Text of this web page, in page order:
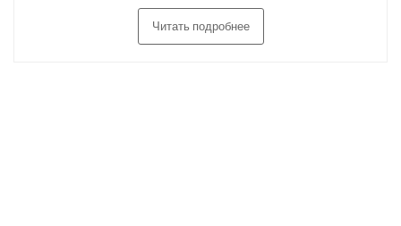
Читать подробнее